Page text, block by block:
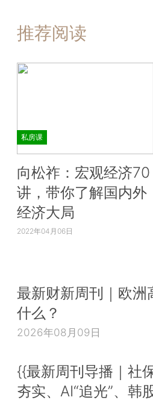
推荐阅读
私房课
向松祚：宏观经济70
讲，带你了解国内外
经济大局
2022年04月06日
最新财新周刊｜欧洲
什么？
2026年08月09日
{{最新周刊导播｜社
夯实、AI“追光”、韩